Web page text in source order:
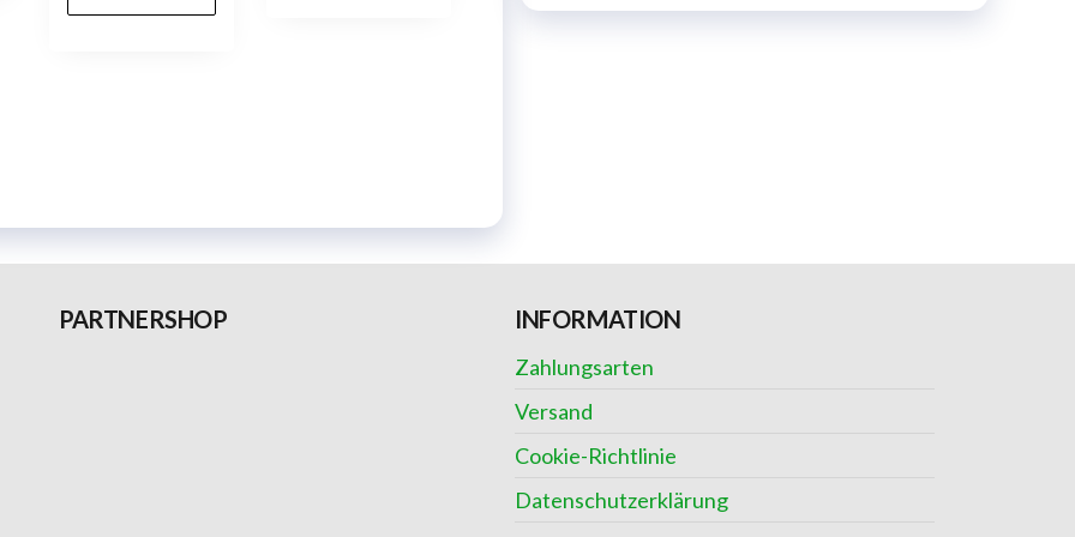
PARTNERSHOP INFORMATION
Zahlungsarten
Versand
Cookie-Richtlinie
Datenschutzerklärung